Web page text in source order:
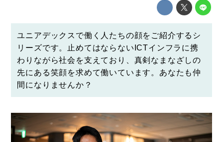
ユニアデックスで働く人たちの顔をご紹介するシ
リーズです。止めてはならないICTインフラに携
わりながら社会を支えており、真剣なまなざしの
先にある笑顔を求めて働いています。あなたも仲
間になりませんか？